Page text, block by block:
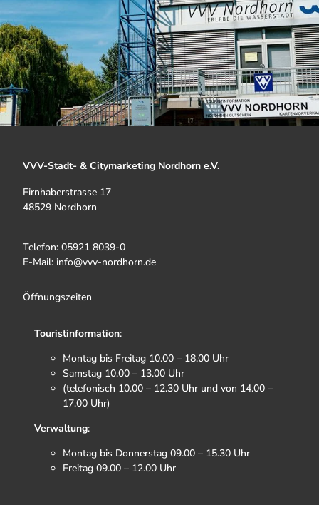
VVV-Stadt- & Citymarketing Nordhorn e.V.
Firnhaberstrasse 17
48529 Nordhorn
Telefon: 05921 8039-0
E-Mail: info@vvv-nordhorn.de
Öffnungszeiten
Touristinformation:
Montag bis Freitag 10.00 – 18.00 Uhr
Samstag 10.00 – 13.00 Uhr
(telefonisch 10.00 – 12.30 Uhr und von 14.00 –
17.00 Uhr)
Verwaltung:
Montag bis Donnerstag 09.00 – 15.30 Uhr
Freitag 09.00 – 12.00 Uhr